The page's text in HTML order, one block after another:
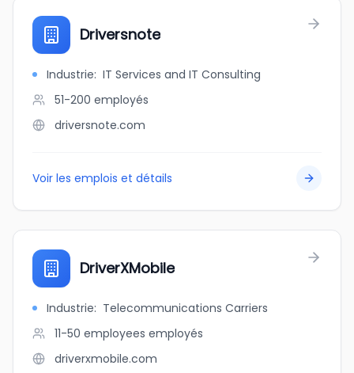
Driversnote
Industrie: IT Services and IT Consulting
51-200 employés
driversnote.com
Voir les emplois et détails
DriverXMobile
Industrie: Telecommunications Carriers
11-50 employees employés
driverxmobile.com